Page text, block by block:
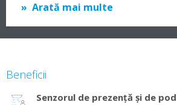
Arată mai multe
Beneficii
Senzorul de prezenţă şi de